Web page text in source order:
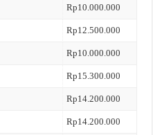
Rp10.000.000
Rp12.500.000
Rp10.000.000
Rp15.300.000
Rp14.200.000
Rp14.200.000